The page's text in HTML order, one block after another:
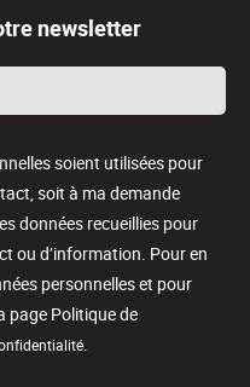
newsletter
soient utilisées pour
soit à ma demande
données recueillies pour
ou d’information. Pour en
personnelles et pour
page Politique de
.